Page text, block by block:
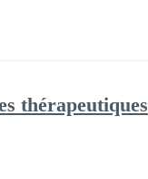
thérapeutiques